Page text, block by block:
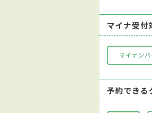
マイナ受付
マイナン
予約できる